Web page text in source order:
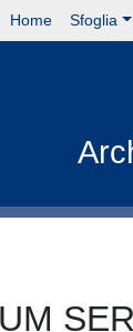
Home Sfoglia